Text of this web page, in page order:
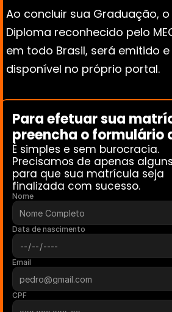
Ao concluir sua Graduação, o
Diploma reconhecido pelo
em todo Brasil, será emitido
disponível no próprio portal.
Para efetuar sua
preencha o formulário
É simples e sem burocracia.
Precisamos de apenas
para que sua matrícula seja
finalizada com sucesso.
Nome
Data de nascimento
Email
CPF